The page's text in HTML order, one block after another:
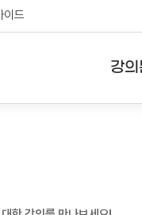
이드
강